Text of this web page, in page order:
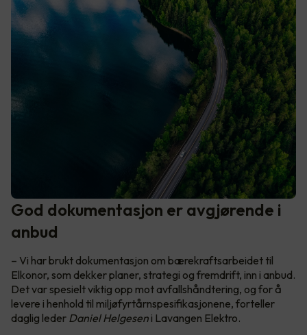
God dokumentasjon er avgjørende i
anbud
– Vi har brukt dokumentasjon om bærekraftsarbeidet til
Elkonor, som dekker planer, strategi og fremdrift, inn i anbud.
Det var spesielt viktig opp mot avfallshåndtering, og for å
levere i henhold til miljøfyrtårnspesifikasjonene, forteller
daglig leder Daniel Helgesen i Lavangen Elektro.